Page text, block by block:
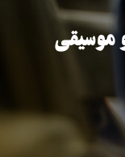
موسیقی